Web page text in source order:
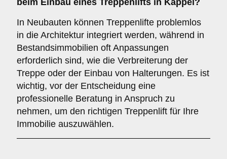
beim Einbau eines Treppenlifts in Kappel?
In Neubauten können Treppenlifte problemlos
in die Architektur integriert werden, während in
Bestandsimmobilien oft Anpassungen
erforderlich sind, wie die Verbreiterung der
Treppe oder der Einbau von Halterungen. Es ist
wichtig, vor der Entscheidung eine
professionelle Beratung in Anspruch zu
nehmen, um den richtigen Treppenlift für Ihre
Immobilie auszuwählen.